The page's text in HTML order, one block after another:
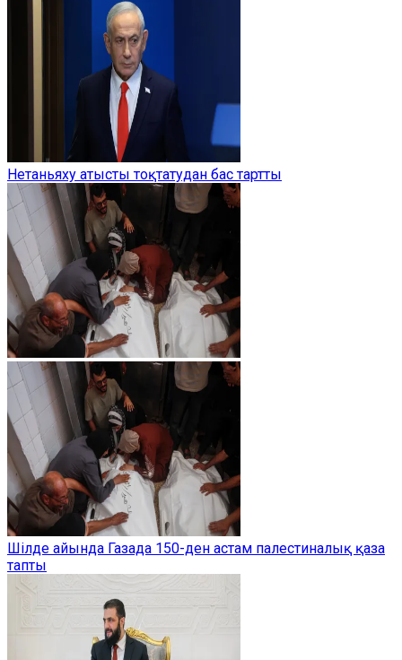
Нетаньяху атысты тоқтатудан бас тартты
Шілде айында Газада 150-ден астам палестиналық қаза
тапты